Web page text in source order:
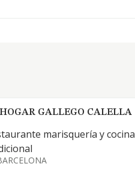
GALLEGO CALELLA
marisquería y cocina